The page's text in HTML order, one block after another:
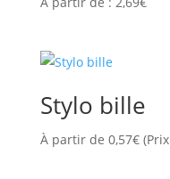
Stylo bille
À partir de 0,57€